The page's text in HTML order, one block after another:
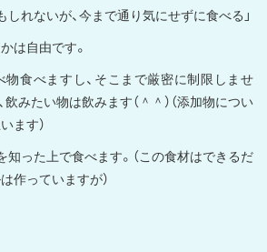
しれないが、今まで通り気にせずに食べる」
は自由です。
食べますし、そこまで厳密に制限しませ
みたい物は飲みます（＾＾）（添加物につい
ます）
知った上で食べます。（この食材はできるだ
作っていますが）